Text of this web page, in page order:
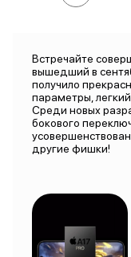
Встречайте
вышедший в
получило
параметры,
Среди новых
бокового
другие фишки!